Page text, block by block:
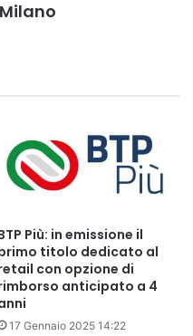
Più: in emissione il
titolo dedicato al
con opzione di
anticipato a 4
17 Gennaio 2025 14:22